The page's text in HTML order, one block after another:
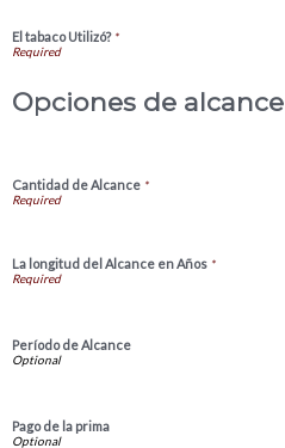
El tabaco Utilizó? *
Opciones de alcance
Cantidad de Alcance *
La longitud del Alcance en Años *
Período de Alcance
Pago de la prima